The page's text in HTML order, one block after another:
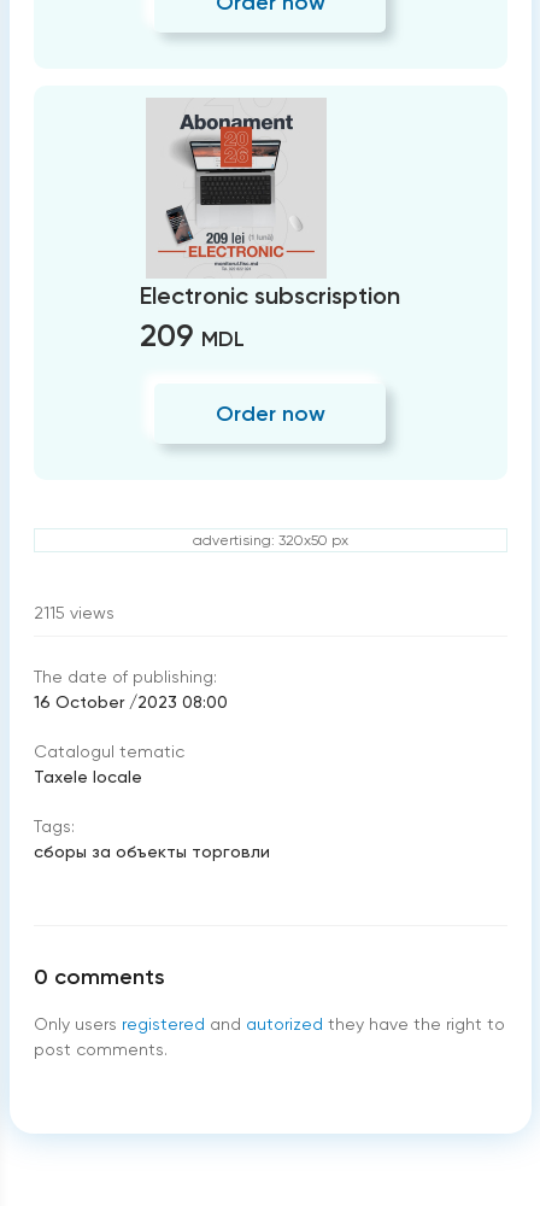
Electronic subscrisption
209 MDL
Order now
advertising: 320x50 px
2115 views
The date of publishing:
16 October /2023 08:00
Catalogul tematic
Taxele locale
Tags:
сборы за объекты торговли
0 comments
Only users registered and autorized they have the right to
post comments.